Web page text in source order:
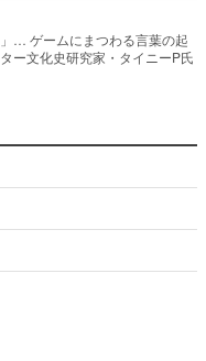
… ゲームにまつわる言葉の起
ー文化史研究家・タイニーP氏